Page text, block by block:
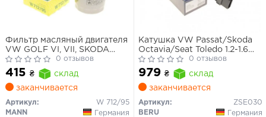
Фильтр масляный двигателя
VW GOLF VI, VII, SKODA
FABIA III 1.0-1.5 TSI 12- (пр-во
MANN)
0 отзывов
415 ₴
склад
заканчивается
Артикул:
W 712/95
MANN
Германия
Катушка VW Passat/Skoda
Octavia/Seat Toledo 1.2-1.6
98- 12V
0 отзывов
979 ₴
склад
заканчивается
Артикул:
ZSE030
BERU
Германия